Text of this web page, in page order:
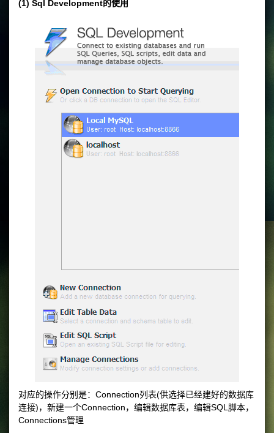
(1) Sql Development的使用
对应的操作分别是：Connection列表(供选择已经建好的数据库
连接)，新建一个Connection，编辑数据库表，编辑SQL脚本，
Connections管理